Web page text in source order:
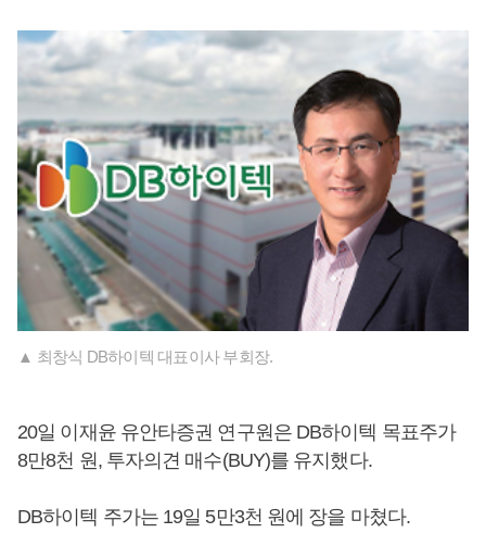
▲ 최창식 DB하이텍 대표이사 부회장.
20일 이재윤 유안타증권 연구원은 DB하이텍 목표주가
8만8천 원, 투자의견 매수(BUY)를 유지했다.
DB하이텍 주가는 19일 5만3천 원에 장을 마쳤다.